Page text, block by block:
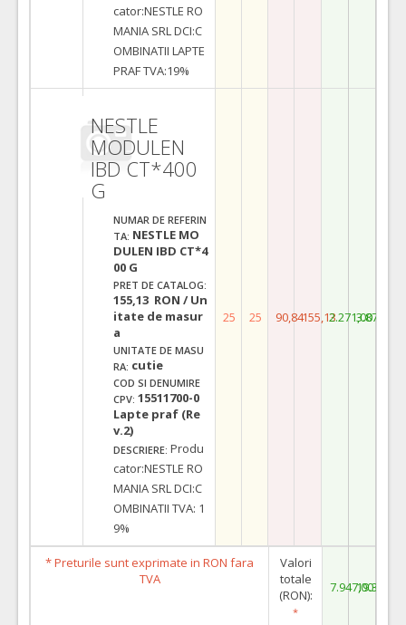
cator:NESTLE RO
MANIA SRL DCI:C
OMBINATII LAPTE
PRAF TVA:19%
NESTLE
MODULEN
IBD CT*400
G
NUMAR DE REFERIN
TA: NESTLE MO
DULEN IBD CT*4
00 G
PRET DE CATALOG:
155,13 RON / Un
itate de masur
a
UNITATE DE MASU
RA: cutie
COD SI DENUMIRE
CPV: 15511700-0
Lapte praf (Re
v.2)
DESCRIERE: Produ
cator:NESTLE RO
MANIA SRL DCI:C
OMBINATII TVA: 1
9%
25 25 90,84155,132.271,003.878,25
* Preturile sunt exprimate in RON fara
TVA
Valori
totale
(RON):
*
7.947,00